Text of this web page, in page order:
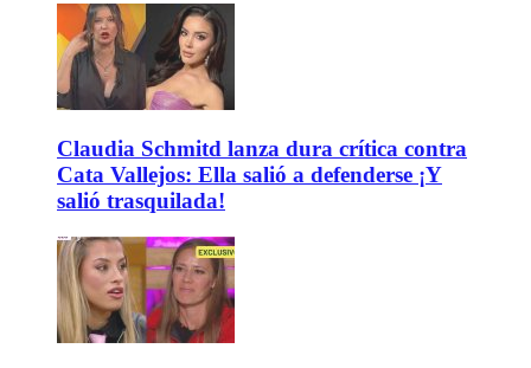
Claudia Schmitd lanza dura crítica contra
Cata Vallejos: Ella salió a defenderse ¡Y
salió trasquilada!